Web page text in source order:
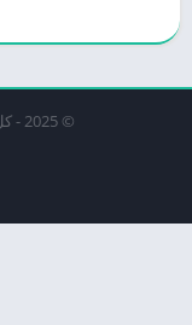
© 2025 - كل الحقوق محفوظة -